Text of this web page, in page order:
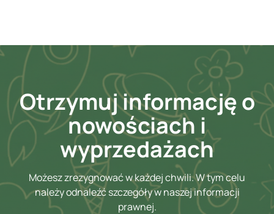
Otrzymuj informację o
nowościach i
wyprzedażach
Możesz zrezygnować w każdej chwili. W tym celu
należy odnaleźć szczegóły w naszej informacji
prawnej.